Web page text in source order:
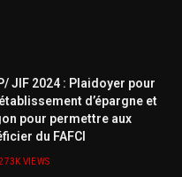
JIF 2024 : Plaidoyer pour
établissement d’épargne et
pour permettre aux
du FAFCI
VIEWS